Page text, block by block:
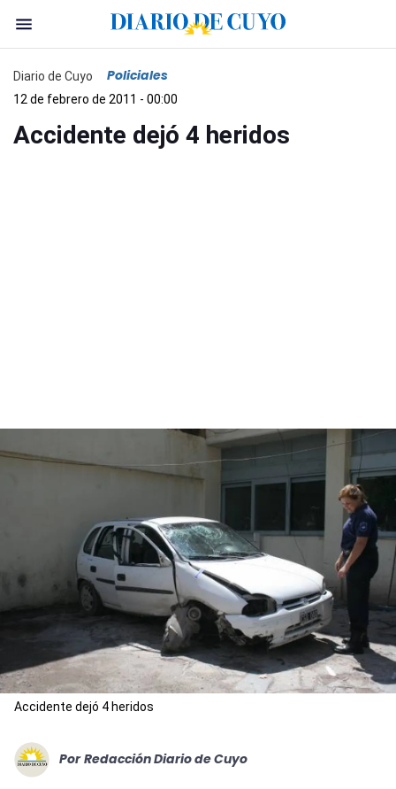
Diario de Cuyo Policiales
12 de febrero de 2011 - 00:00
Accidente dejó 4 heridos
Accidente dejó 4 heridos
Por Redacción Diario de Cuyo